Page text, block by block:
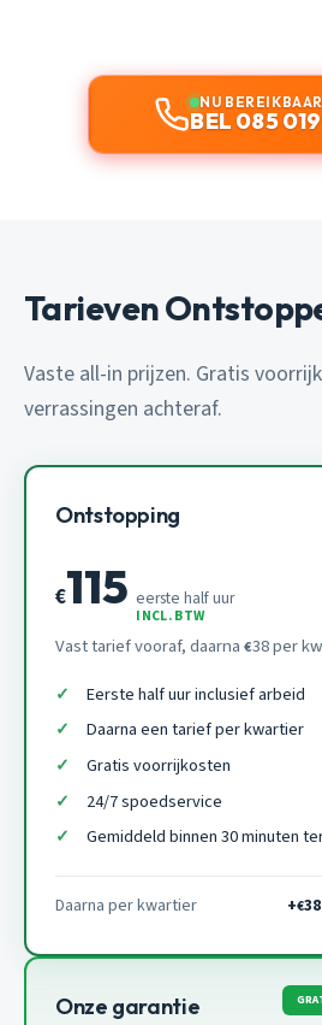
NU BEREIKBAAR
BEL 085
Tarieven
Vaste all-in prijzen. Gratis
verrassingen achteraf.
Ontstopping
€115 eerste half uur
INCL. BTW
Vast tarief vooraf, daarna €38 per
Eerste half uur inclusief arbeid
Daarna een tarief per kwartier
Gratis voorrijkosten
24/7 spoedservice
Gemiddeld binnen 30 minuten
Daarna per kwartier +€
Onze garantie